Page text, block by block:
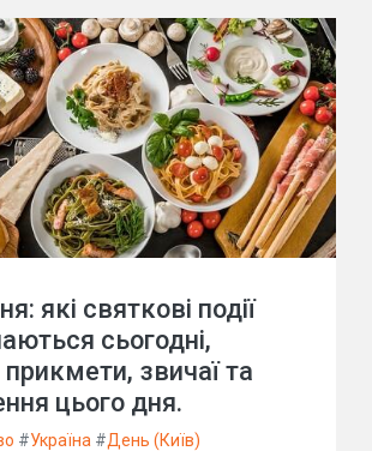
які святкові події
сьогодні,
прикмети, звичаї та
цього дня.
#Україна #День (Київ)